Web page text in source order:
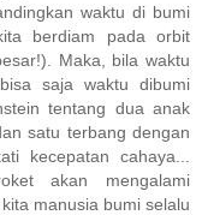
waktu di bumi
berdiam pada orbit
Maka, bila waktu
saja waktu dibumi
tentang dua anak
satu terbang dengan
kecepatan cahaya...
akan mengalami
manusia bumi selalu